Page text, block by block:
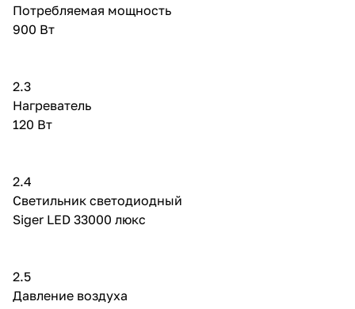
Потребляемая мощность
900 Вт
2.3
Нагреватель
120 Вт
2.4
Светильник светодиодный
Siger LED 33000 люкс
2.5
Давление воздуха